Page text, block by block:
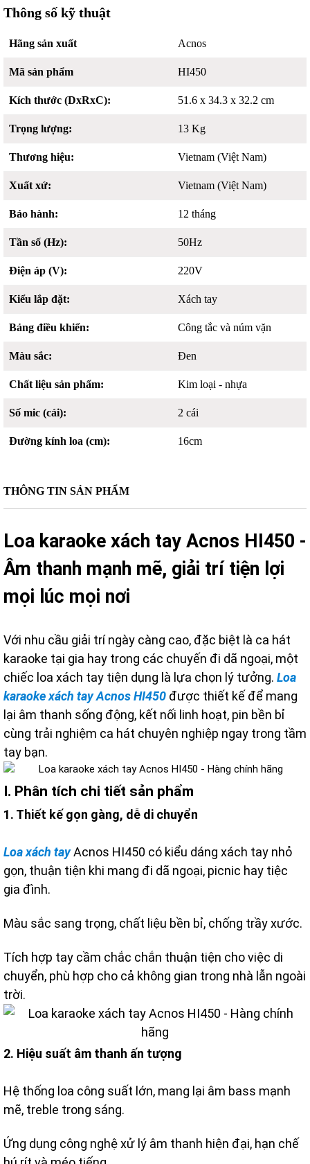
THÔNG TIN SẢN PHẨM
Loa karaoke xách tay Acnos HI450 -
Âm thanh mạnh mẽ, giải trí tiện lợi
mọi lúc mọi nơi
Với nhu cầu giải trí ngày càng cao, đặc biệt là ca hát
karaoke tại gia hay trong các chuyến đi dã ngoại, một
chiếc loa xách tay tiện dụng là lựa chọn lý tưởng. Loa
karaoke xách tay Acnos HI450 được thiết kế để mang
lại âm thanh sống động, kết nối linh hoạt, pin bền bỉ
cùng trải nghiệm ca hát chuyên nghiệp ngay trong tầm
tay bạn.
I. Phân tích chi tiết sản phẩm
1. Thiết kế gọn gàng, dễ di chuyển
Loa xách tayAcnos HI450 có kiểu dáng xách tay nhỏ
gọn, thuận tiện khi mang đi dã ngoại, picnic hay tiệc
gia đình.
Màu sắc sang trọng, chất liệu bền bỉ, chống trầy xước.
Tích hợp tay cầm chắc chắn thuận tiện cho việc di
chuyển, phù hợp cho cả không gian trong nhà lẫn ngoài
trời.
2. Hiệu suất âm thanh ấn tượng
Hệ thống loa công suất lớn, mang lại âm bass mạnh
mẽ, treble trong sáng.
Ứng dụng công nghệ xử lý âm thanh hiện đại, hạn chế
Thông số kỹ thuật
Hãng sản xuất Acnos
Mã sản phẩm HI450
Kích thước (DxRxC): 51.6 x 34.3 x 32.2 cm
Trọng lượng: 13 Kg
Thương hiệu: Vietnam (Việt Nam)
Xuất xứ: Vietnam (Việt Nam)
Bảo hành: 12 tháng
Tần số (Hz): 50Hz
Điện áp (V): 220V
Kiểu lắp đặt: Xách tay
Bảng điều khiển: Công tắc và núm vặn
Màu sắc: Đen
Chất liệu sản phẩm: Kim loại - nhựa
Số mic (cái): 2 cái
Đường kính loa (cm): 16cm